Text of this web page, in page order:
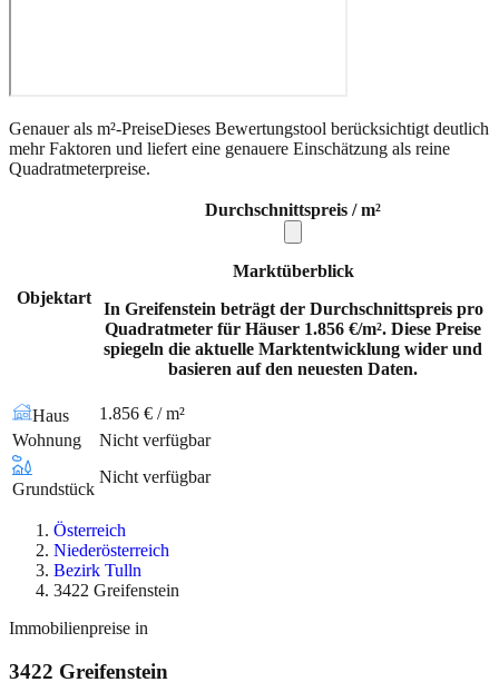
Genauer als m²-PreiseDieses Bewertungstool berücksichtigt deutlich
mehr Faktoren und liefert eine genauere Einschätzung als reine
Quadratmeterpreise.
Objektart
Durchschnittspreis / m²
Marktüberblick
In Greifenstein beträgt der Durchschnittspreis pro
Quadratmeter für Häuser 1.856 €/m². Diese Preise
spiegeln die aktuelle Marktentwicklung wider und
basieren auf den neuesten Daten.
Haus
1.856 € / m²
Wohnung
Nicht verfügbar
Grundstück
Nicht verfügbar
Österreich
Niederösterreich
Bezirk Tulln
3422 Greifenstein
Immobilienpreise in
3422 Greifenstein